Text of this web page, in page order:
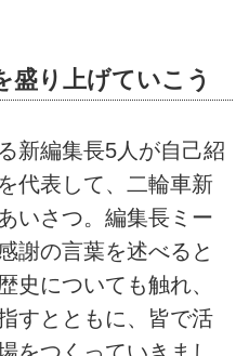
盛り上げていこう
新編集長5人が自己紹
代表して、二輪車新
いさつ。編集長ミー
謝の言葉を述べると
史についても触れ、
すとともに、皆で活